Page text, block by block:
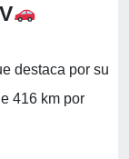
destaca por su
416 km por